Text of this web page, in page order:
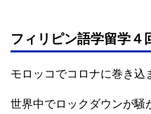
フィリピン語学留学４
モロッコでコロナに巻き込
世界中でロックダウンが騒